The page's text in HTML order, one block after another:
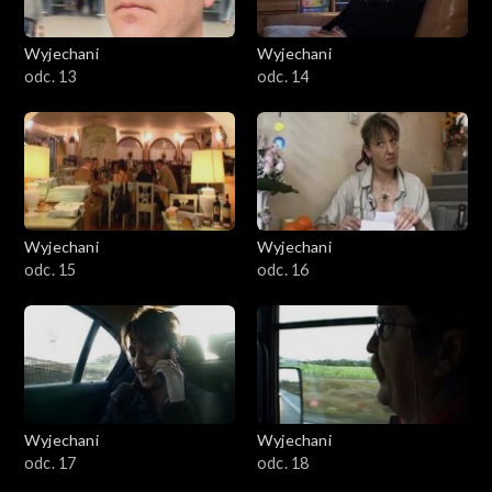
Wyjechani
odc. 13
Wyjechani
odc. 14
Wyjechani
odc. 15
Wyjechani
odc. 16
Wyjechani
odc. 17
Wyjechani
odc. 18